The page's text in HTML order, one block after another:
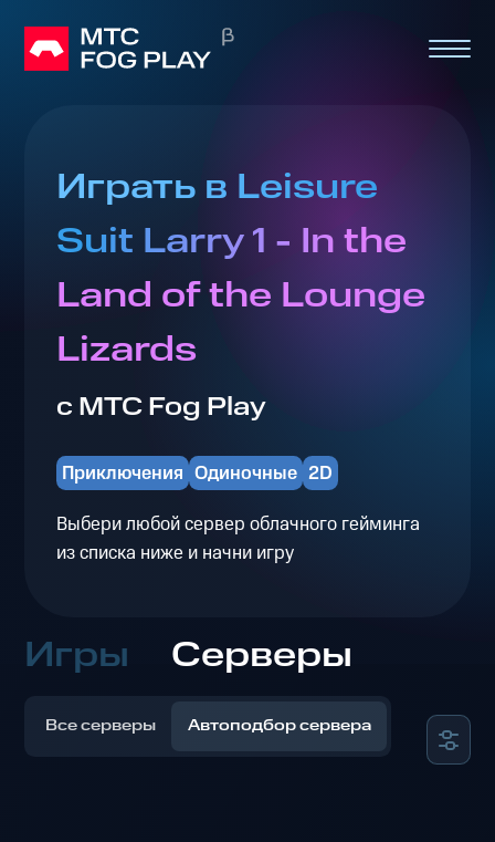
Играть в Leisure
Suit Larry 1 - In the
Land of the Lounge
Lizards
с МТС Fog Play
Приключения Одиночные 2D
Выбери любой сервер облачного гейминга
из списка ниже и начни игру
Игры Серверы
Все серверы Автоподбор сервера